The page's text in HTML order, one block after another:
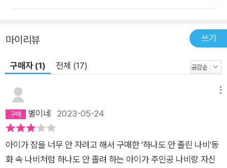
마이리뷰 쓰기
구매자 (1) 전체 (17)
별이네 2023-05-24
아이가 잠을 너무 안 자려고 해서 구매한 '하나도 안 졸린 나비'동
화 속 나비처럼 하나도 안 졸려 하는 아이가 주인공 나비랑 자신